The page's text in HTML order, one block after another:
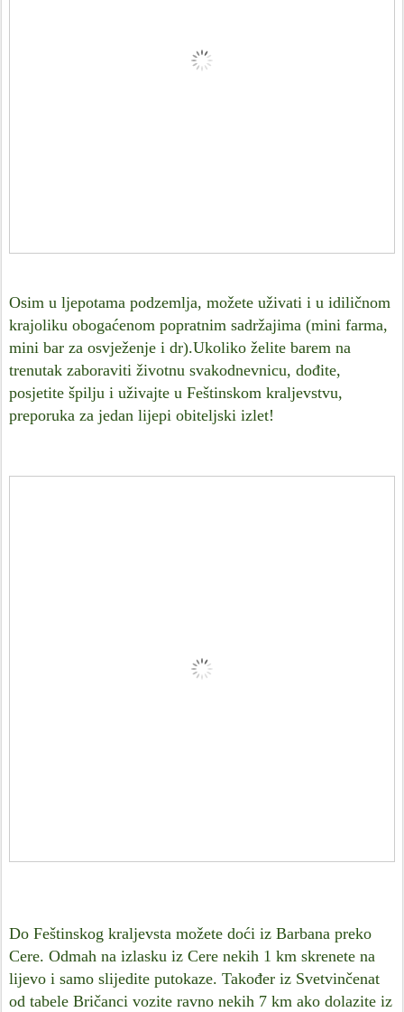
Osim u ljepotama podzemlja, možete uživati i u idiličnom
krajoliku obogaćenom popratnim sadržajima (mini farma,
mini bar za osvježenje i dr).Ukoliko želite barem na
trenutak zaboraviti životnu svakodnevnicu, dođite,
posjetite špilju i uživajte u Feštinskom kraljevstvu,
preporuka za jedan lijepi obiteljski izlet!
Do Feštinskog kraljevsta možete doći iz Barbana preko
Cere. Odmah na izlasku iz Cere nekih 1 km skrenete na
lijevo i samo slijedite putokaze. Također iz Svetvinčenat
od tabele Bričanci vozite ravno nekih 7 km ako dolazite iz